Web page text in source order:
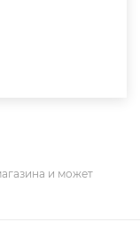
и может